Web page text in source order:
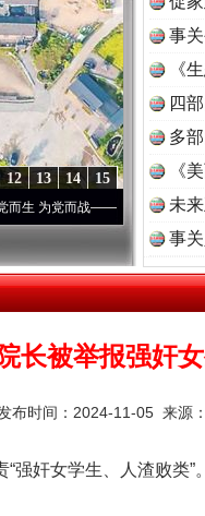
15
14
13
12
战——百年“纪”事⑧加强纪律..·[
事
《
读
四
多
《
未
事
长被举报强奸
布时间：2024-11-05 来源：
奸女学生、人渣败类”